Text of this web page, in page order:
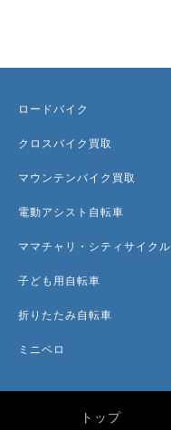
ロードバイク
クロスバイク買取
マウンテンバイク買取
電動アシスト自転車
ママチャリ・シティサイクル
子ども用自転車
折りたたみ自転車
ミニベロ
トップ